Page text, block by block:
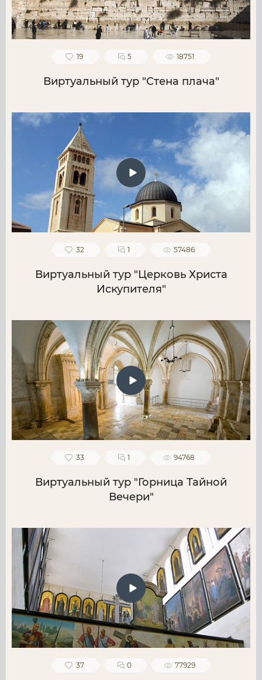
19 5 18751
Виртуальный тур "Стена плача"
32 1 57486
Виртуальный тур "Церковь Христа
Искупителя"
33 1 94768
Виртуальный тур "Горница Тайной
Вечери"
37 0 77929